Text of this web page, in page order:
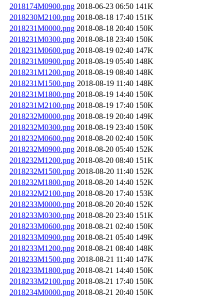
2018174M0900.png 2018-06-23 06:50 141K
2018230M2100.png 2018-08-18 17:40 151K
2018231M0000.png 2018-08-18 20:40 150K
2018231M0300.png 2018-08-18 23:40 150K
2018231M0600.png 2018-08-19 02:40 147K
2018231M0900.png 2018-08-19 05:40 148K
2018231M1200.png 2018-08-19 08:40 148K
2018231M1500.png 2018-08-19 11:40 148K
2018231M1800.png 2018-08-19 14:40 150K
2018231M2100.png 2018-08-19 17:40 150K
2018232M0000.png 2018-08-19 20:40 149K
2018232M0300.png 2018-08-19 23:40 150K
2018232M0600.png 2018-08-20 02:40 150K
2018232M0900.png 2018-08-20 05:40 152K
2018232M1200.png 2018-08-20 08:40 151K
2018232M1500.png 2018-08-20 11:40 152K
2018232M1800.png 2018-08-20 14:40 152K
2018232M2100.png 2018-08-20 17:40 153K
2018233M0000.png 2018-08-20 20:40 152K
2018233M0300.png 2018-08-20 23:40 151K
2018233M0600.png 2018-08-21 02:40 150K
2018233M0900.png 2018-08-21 05:40 149K
2018233M1200.png 2018-08-21 08:40 148K
2018233M1500.png 2018-08-21 11:40 147K
2018233M1800.png 2018-08-21 14:40 150K
2018233M2100.png 2018-08-21 17:40 150K
2018234M0000.png 2018-08-21 20:40 150K